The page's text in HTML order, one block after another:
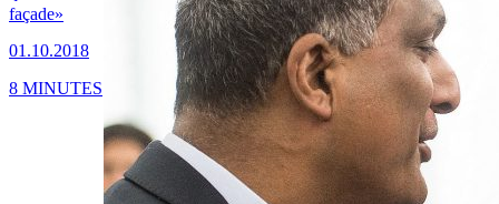
façade»
01.10.2018
8 MINUTES